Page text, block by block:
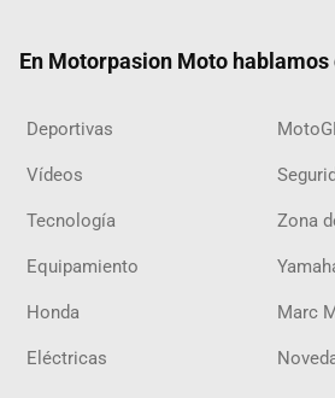
En Motorpasion Moto hablamos
Deportivas
Vídeos
Tecnología Zona
Equipamiento
Honda Marc
Eléctricas